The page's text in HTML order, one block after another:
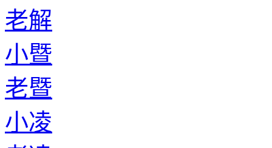
老解
小暨
老暨
小凌